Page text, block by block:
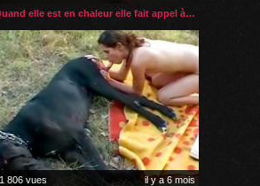
Quand elle est en chaleur elle fait appel à son chien
806 vues
il y a 6 mois